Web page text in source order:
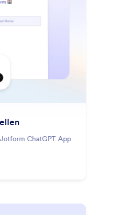
ChatGPT App